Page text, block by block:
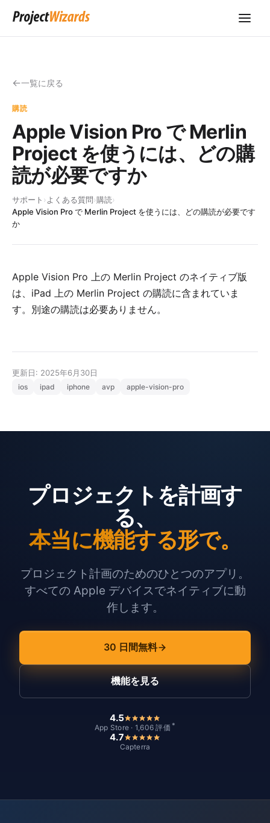
一覧に戻る
購読
Apple Vision Pro で Merlin
Project を使うには、どの購
読が必要ですか
サポート › よくある質問›購読›
Apple Vision Pro で Merlin Project を使うには、どの購読が必要です
か
Apple Vision Pro 上の Merlin Project のネイティブ版
は、 iPad 上の Merlin Project の購読に含まれていま
す。別途の購読は必要ありません。
更新日: 2025年6月30日
ios ipad iphone avp apple-vision-pro
プロジェクトを計画す
る、
本当に機能する形で。
プロジェクト計画のためのひとつのアプリ。
すべての Apple デバイスでネイティブに動
作します。
30 日間無料
機能を見る
4.5
App Store · 1,606 評価 *
4.7
Capterra